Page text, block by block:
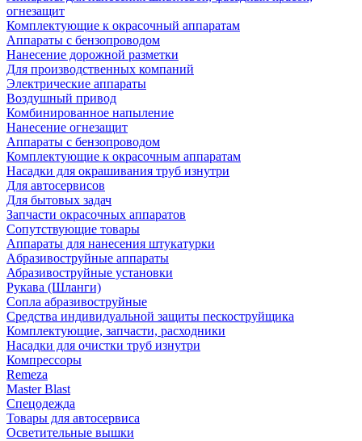
огнезащит
Комплектующие к окрасочный аппаратам
Аппараты с бензопроводом
Нанесение дорожной разметки
Для производственных компаний
Электрические аппараты
Воздушный привод
Комбинированное напыление
Нанесение огнезащит
Аппараты с бензопроводом
Комплектующие к окрасочным аппаратам
Насадки для окрашивания труб изнутри
Для автосервисов
Для бытовых задач
Запчасти окрасочных аппаратов
Сопутствующие товары
Аппараты для нанесения штукатурки
Aбразивоструйные аппараты
Абразивоструйные установки
Рукава (Шланги)
Сопла абразивоструйные
Средства индивидуальной защиты пескоструйщика
Комплектующие, запчасти, расходники
Насадки для очистки труб изнутри
Компрессоры
Remeza
Master Blast
Спецодежда
Товары для автосервиса
Осветительные вышки